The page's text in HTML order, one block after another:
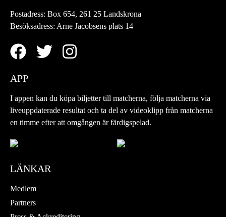
Postadress: Box 654, 261 25 Landskrona
Besöksadress: Arne Jacobsens plats 14
APP
I appen kan du köpa biljetter till matcherna, följa matcherna via
liveuppdaterade resultat och ta del av videoklipp från matcherna
en timme efter att omgången är färdigspelad.
LÄNKAR
Medlem
Partners